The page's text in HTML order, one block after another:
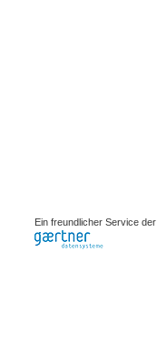
Ein freundlicher Service der